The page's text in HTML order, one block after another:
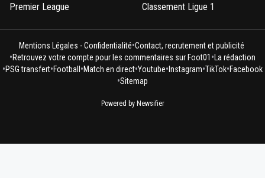
Premier League
Classement Ligue 1
Mentions Légales - Confidentialité•Contact, recrutement et publicité
•Retrouvez votre compte pour les commentaires sur Foot01 •La rédaction
•PSG transfert•Football•Match en direct•Youtube•Instagram•TikTok•Facebook
•Sitemap
Powered by Newsifier